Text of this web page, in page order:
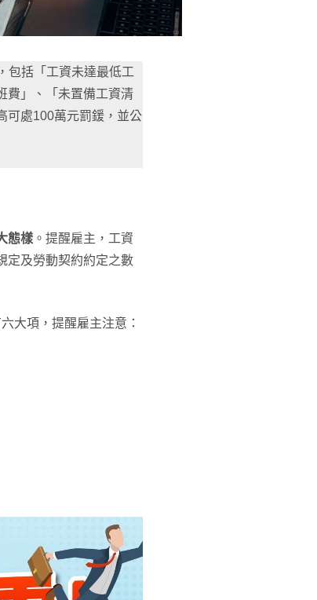
包括「工資未達最低工
費」、「未置備工資清
可處100萬元罰鍰，並公
態樣 。提醒雇主，工資
定及勞動契約約定之數
大項，提醒雇主注意：